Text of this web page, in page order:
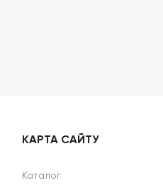
КАРТА САЙТУ
Каталог